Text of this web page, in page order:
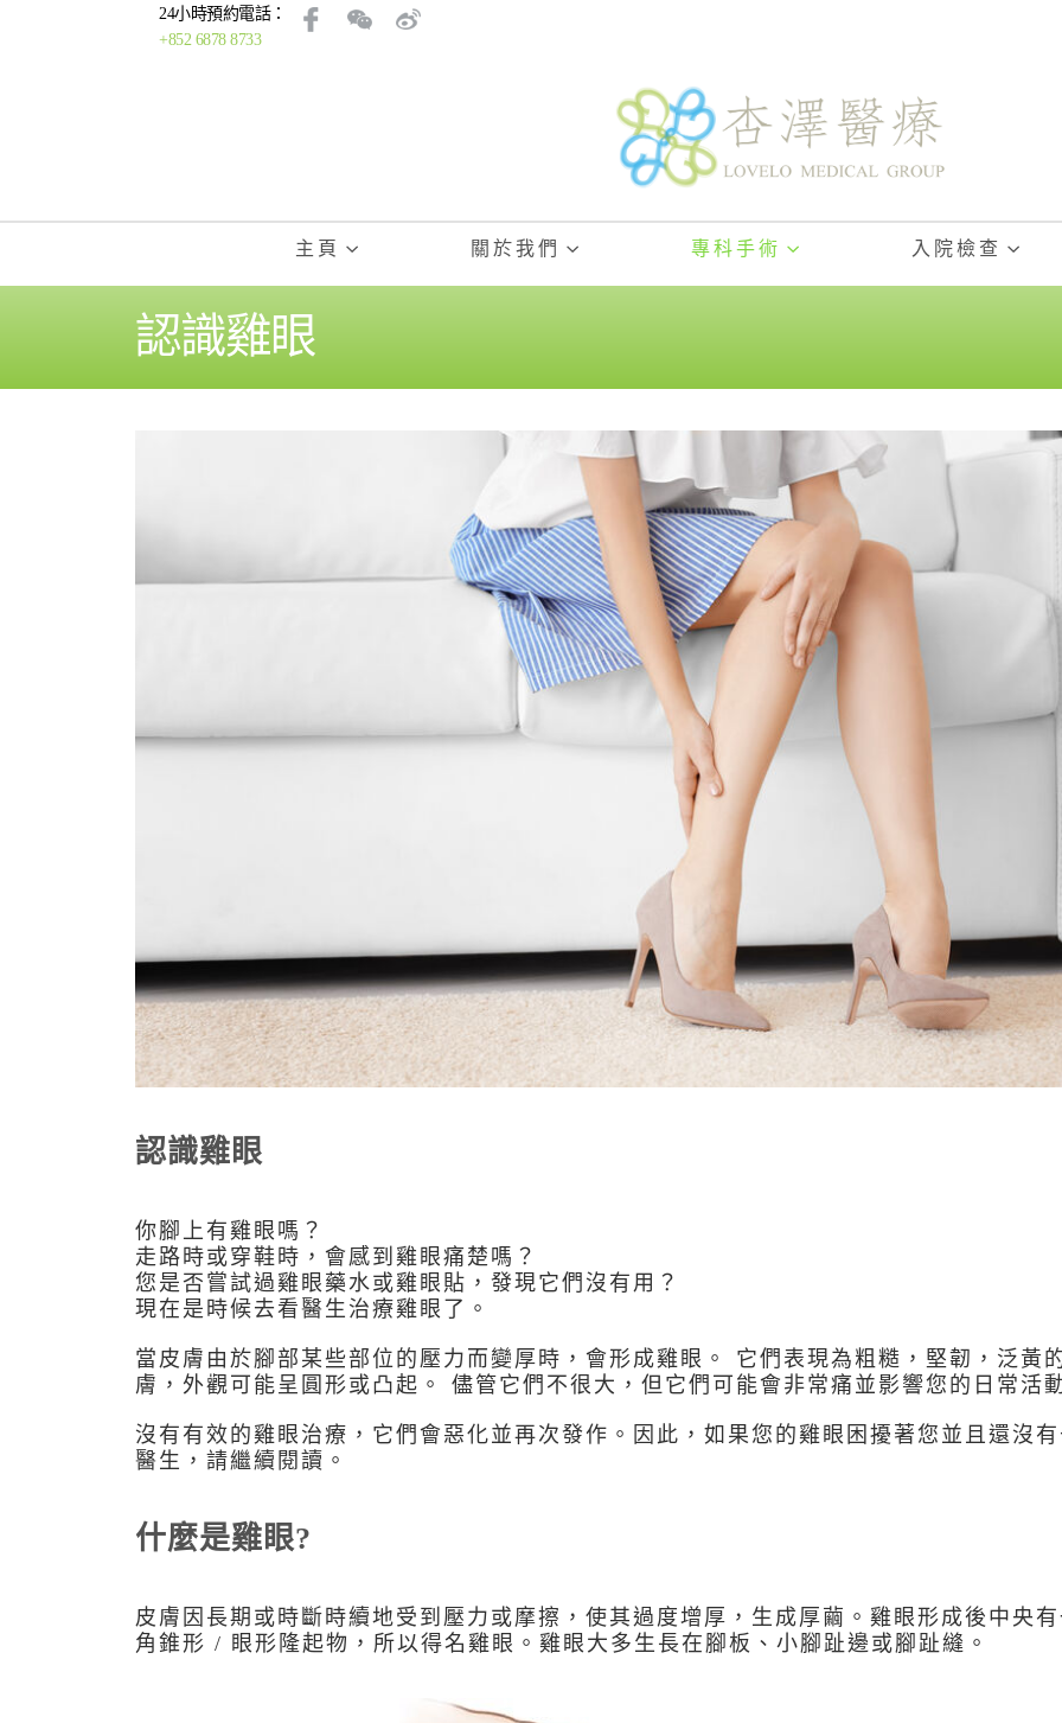
24小時預約電話：
+852 6878 8733
主頁 關於我們 專科手術 入院檢查
認識雞眼
認識雞眼
你腳上有雞眼嗎？
走路時或穿鞋時，會感到雞眼痛楚嗎？
您是否嘗試過雞眼藥水或雞眼貼，發現它們沒有用？
現在是時候去看醫生治療雞眼了。
當皮膚由於腳部某些部位的壓力而變厚時，會形成雞眼。 它們表現為粗糙，堅韌，泛黃
膚，外觀可能呈圓形或凸起。 儘管它們不很大，但它們可能會非常痛並影響您的日常活
沒有有效的雞眼治療，它們會惡化並再次發作。因此，如果您的雞眼困擾著您並且還沒
醫生，請繼續閱讀。
什麼是雞眼?
皮膚因長期或時斷時續地受到壓力或摩擦，使其過度增厚，生成厚繭。雞眼形成後中央
角錐形 / 眼形隆起物，所以得名雞眼。雞眼大多生長在腳板、小腳趾邊或腳趾縫。